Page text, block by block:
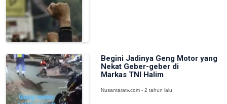
Begini Jadinya Geng Motor yang
Nekat Geber-geber di
Markas TNI Halim
Nusantaratv.com - 2 tahun lalu